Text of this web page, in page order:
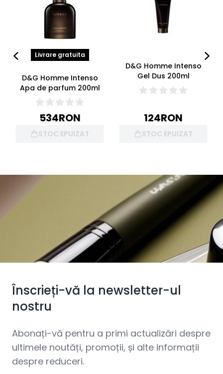
Livrare gratuita
D&G Homme Intenso
Apa de parfum 200ml
534RON
STOC EPUIZAT
D&G Homme Intenso
Gel Dus 200ml
124RON
STOC EPUIZAT
Înscrieți-vă la newsletter-ul
nostru
Abonați-vă pentru a primi actualizări despre
ultimele noutăți, promoții, și alte informații
despre reduceri.